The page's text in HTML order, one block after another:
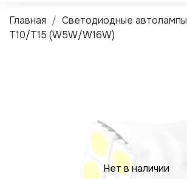
Главная
Светодиодные автолампы
T10/T15 (W5W/W16W)
Нет в наличии